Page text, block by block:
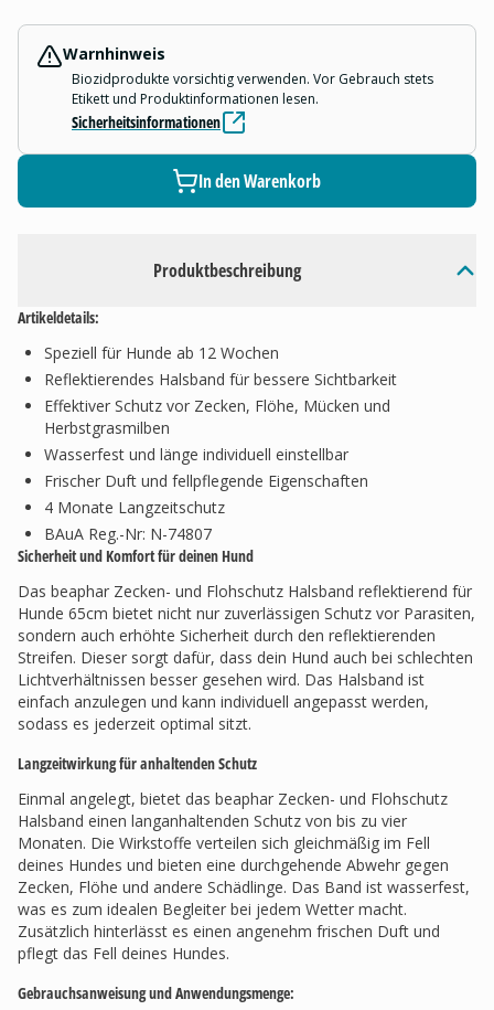
Produktbeschreibung
Artikeldetails:
Speziell für Hunde ab 12 Wochen
Reflektierendes Halsband für bessere Sichtbarkeit
Effektiver Schutz vor Zecken, Flöhe, Mücken und
Herbstgrasmilben
Wasserfest und länge individuell einstellbar
Frischer Duft und fellpflegende Eigenschaften
4 Monate Langzeitschutz
BAuA Reg.-Nr: N-74807
Sicherheit und Komfort für deinen Hund
Das beaphar Zecken- und Flohschutz Halsband reflektierend für
Hunde 65cm bietet nicht nur zuverlässigen Schutz vor Parasiten,
sondern auch erhöhte Sicherheit durch den reflektierenden
Streifen. Dieser sorgt dafür, dass dein Hund auch bei schlechten
Lichtverhältnissen besser gesehen wird. Das Halsband ist
einfach anzulegen und kann individuell angepasst werden,
sodass es jederzeit optimal sitzt.
Langzeitwirkung für anhaltenden Schutz
Einmal angelegt, bietet das beaphar Zecken- und Flohschutz
Halsband einen langanhaltenden Schutz von bis zu vier
Monaten. Die Wirkstoffe verteilen sich gleichmäßig im Fell
deines Hundes und bieten eine durchgehende Abwehr gegen
Zecken, Flöhe und andere Schädlinge. Das Band ist wasserfest,
was es zum idealen Begleiter bei jedem Wetter macht.
Zusätzlich hinterlässt es einen angenehm frischen Duft und
pflegt das Fell deines Hundes.
Gebrauchsanweisung und Anwendungsmenge:
Warnhinweis
Biozidprodukte vorsichtig verwenden. Vor Gebrauch stets
Etikett und Produktinformationen lesen.
Sicherheitsinformationen
In den Warenkorb